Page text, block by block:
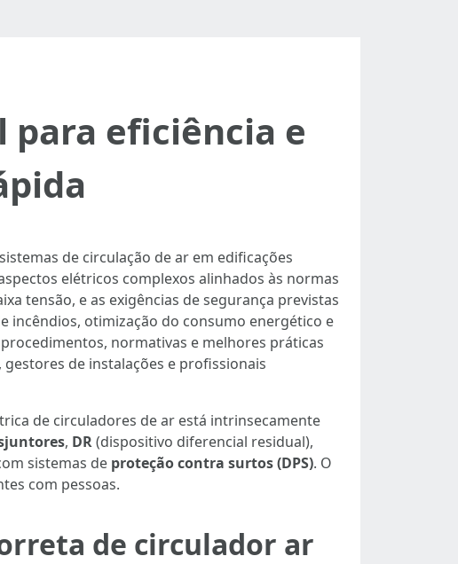
eficiência e
de circulação de ar em edificações
elétricos complexos alinhados às normas
tensão, e as exigências de segurança previstas
incêndios, otimização do consumo energético e
normativas e melhores práticas
de instalações e profissionais
de circuladores de ar está intrinsecamente
, DR(dispositivo diferencial residual),
sistemas de proteção contra surtos (DPS). O
com pessoas.
de circulador ar